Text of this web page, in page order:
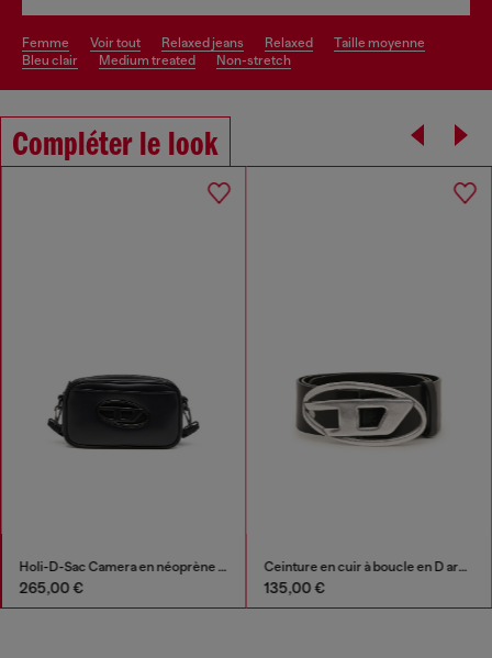
femme voir tout relaxed jeans relaxed
taille moyenne
bleu clair
medium treated non-stretch
Compléter le look
Holi-D-Sac Camera en néoprène et PU
265,00 €
Ceinture en cuir à boucle en D argentée vieillie
135,00 €